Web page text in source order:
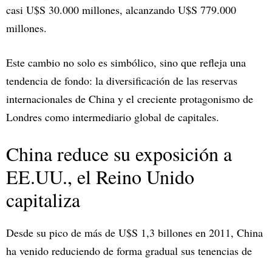
casi U$S 30.000 millones, alcanzando U$S 779.000
millones.
Este cambio no solo es simbólico, sino que refleja una
tendencia de fondo: la diversificación de las reservas
internacionales de China y el creciente protagonismo de
Londres como intermediario global de capitales.
China reduce su exposición a
EE.UU., el Reino Unido
capitaliza
Desde su pico de más de U$S 1,3 billones en 2011, China
ha venido reduciendo de forma gradual sus tenencias de